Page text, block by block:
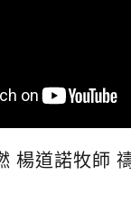
楊道諾牧師